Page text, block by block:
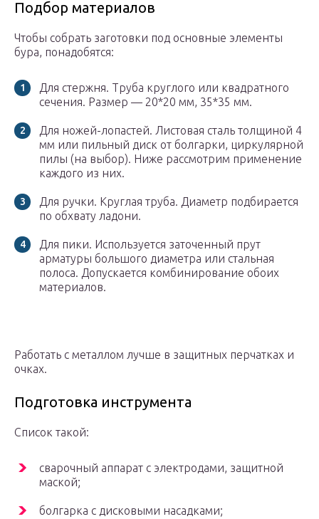
Подбор материалов
Чтобы собрать заготовки под основные элементы
бура, понадобятся:
Для стержня. Труба круглого или квадратного
сечения. Размер — 20*20 мм, 35*35 мм.
Для ножей-лопастей. Листовая сталь толщиной 4
мм или пильный диск от болгарки, циркулярной
пилы (на выбор). Ниже рассмотрим применение
каждого из них.
Для ручки. Круглая труба. Диаметр подбирается
по обхвату ладони.
Для пики. Используется заточенный прут
арматуры большого диаметра или стальная
полоса. Допускается комбинирование обоих
материалов.
Работать с металлом лучше в защитных перчатках и
очках.
Подготовка инструмента
Список такой:
сварочный аппарат с электродами, защитной
маской;
болгарка с дисковыми насадками;